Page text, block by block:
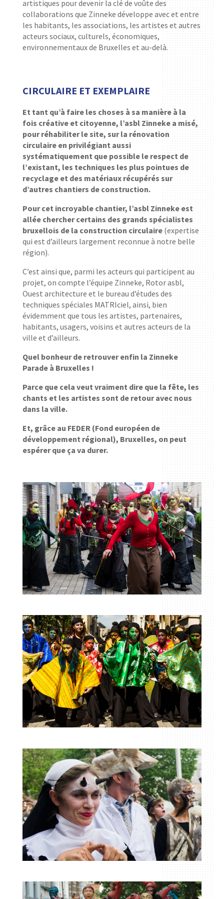
artistiques pour devenir la clé de voûte des
collaborations que Zinneke développe avec et entre
les habitants, les associations, les artistes et autres
acteurs sociaux, culturels, économiques,
environnementaux de Bruxelles et au-delà.
CIRCULAIRE ET EXEMPLAIRE
Et tant qu’à faire les choses à sa manière à la
fois créative et citoyenne, l’asbl Zinneke a misé,
pour réhabiliter le site, sur la rénovation
circulaire en privilégiant aussi
systématiquement que possible le respect de
l’existant, les techniques les plus pointues de
recyclage et des matériaux récupérés sur
d’autres chantiers de construction.
Pour cet incroyable chantier, l’asbl Zinneke est
allée chercher certains des grands spécialistes
bruxellois de la construction circulaire(expertise
qui est d’ailleurs largement reconnue à notre belle
région).
C’est ainsi que, parmi les acteurs qui participent au
projet, on compte l’équipe Zinneke, Rotor asbl,
Ouest architecture et le bureau d’études des
techniques spéciales MATRIciel, ainsi, bien
évidemment que tous les artistes, partenaires,
habitants, usagers, voisins et autres acteurs de la
ville et d’ailleurs.
Quel bonheur de retrouver enfin la Zinneke
Parade à Bruxelles !
Parce que cela veut vraiment dire que la fête, les
chants et les artistes sont de retour avec nous
dans la ville.
Et, grâce au FEDER (Fond européen de
développement régional), Bruxelles, on peut
espérer que ça va durer.